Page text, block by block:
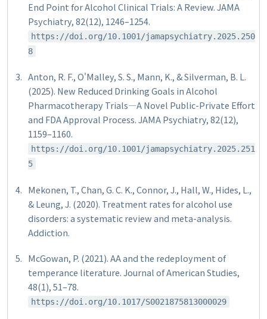
End Point for Alcohol Clinical Trials: A Review.JAMA
Psychiatry, 82(12), 1246–1254.
https://doi.org/10.1001/jamapsychiatry.2025.250
8
Anton, R. F., O'Malley, S. S., Mann, K., & Silverman, B. L.
(2025). New Reduced Drinking Goals in Alcohol
Pharmacotherapy Trials—A Novel Public-Private Effort
and FDA Approval Process.JAMA Psychiatry, 82(12),
1159–1160.
https://doi.org/10.1001/jamapsychiatry.2025.251
5
Mekonen, T., Chan, G. C. K., Connor, J., Hall, W., Hides, L.,
& Leung, J. (2020). Treatment rates for alcohol use
disorders: a systematic review and meta-analysis.
Addiction.
McGowan, P. (2021). AA and the redeployment of
temperance literature.Journal of American Studies,
48(1), 51–78.
https://doi.org/10.1017/S0021875813000029